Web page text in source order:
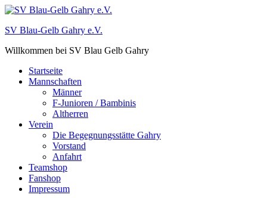
Zum
springen
SV Blau-Gelb Gahry e.V.
Willkommen bei SV Blau Gelb Gahry
Startseite
Mannschaften
Männer
F-Junioren / Bambinis
Altherren
Verein
Die Begegnungsstätte Gahry
Vorstand
Anfahrt
Teamshop
Fanshop
Impressum